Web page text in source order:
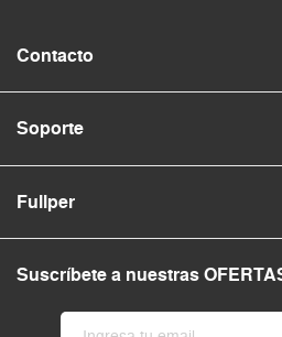
Contacto
Soporte
Fullper
Suscríbete a nuestras